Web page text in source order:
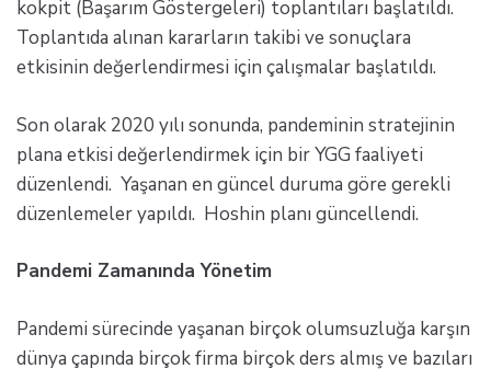
kokpit (Başarım Göstergeleri) toplantıları başlatıldı.
Toplantıda alınan kararların takibi ve sonuçlara
etkisinin değerlendirmesi için çalışmalar başlatıldı.
Son olarak 2020 yılı sonunda, pandeminin stratejinin
plana etkisi değerlendirmek için bir YGG faaliyeti
düzenlendi. Yaşanan en güncel duruma göre gerekli
düzenlemeler yapıldı. Hoshin planı güncellendi.
Pandemi Zamanında Yönetim
Pandemi sürecinde yaşanan birçok olumsuzluğa karşın
dünya çapında birçok firma birçok ders almış ve bazıları